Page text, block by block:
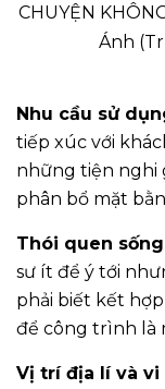
CHUYỆN
Ánh
Nhu cầu sử
tiếp xúc với
những tiện nghi
phân bổ mặt
Thói quen
sư ít để ý tới
phải biết kết
để công trình là
Vị trí địa lí và vi